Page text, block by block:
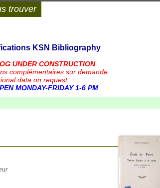
KSN Bibliography
UNDER CONSTRUCTION
complémentaires sur demande.
data on request.
MONDAY-FRIDAY 1-6 PM
trouver